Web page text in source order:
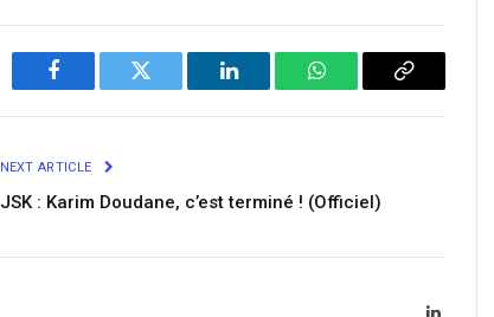
Facebook Twitter LinkedIn WhatsAppCopy
NEXT ARTICLE
JSK : Karim Doudane, c’est terminé ! (Officiel)
LinkedIn